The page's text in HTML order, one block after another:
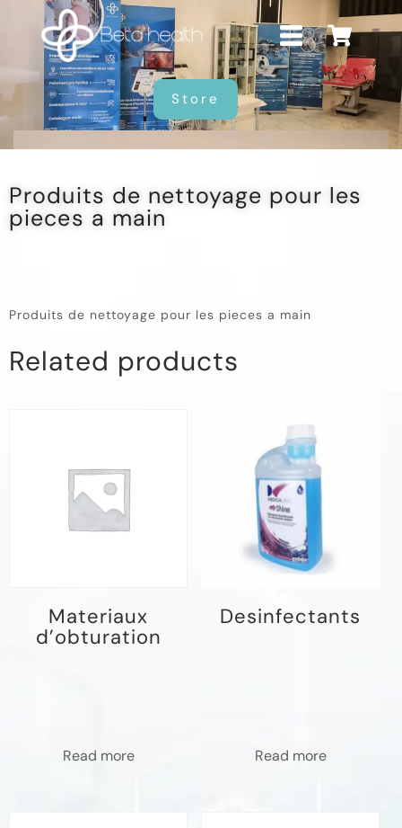
Store
Produits de nettoyage pour les
pieces a main
Produits de nettoyage pour les pieces a main
Related products
Materiaux
d’obturation
Read more
Desinfectants
Read more